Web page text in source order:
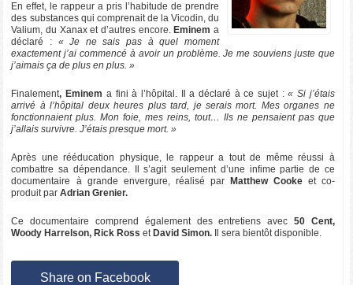
En effet, le rappeur a pris l’habitude de prendre
des substances qui comprenait de la Vicodin, du
Valium, du Xanax et d’autres encore. Eminem a
déclaré : « Je ne sais pas à quel moment
exactement j’ai commencé à avoir un problème. Je me souviens juste que
j’aimais ça de plus en plus. »
Finalement, Eminem a fini à l’hôpital. Il a déclaré à ce sujet :« Si j’étais
arrivé à l’hôpital deux heures plus tard, je serais mort. Mes organes ne
fonctionnaient plus. Mon foie, mes reins, tout… Ils ne pensaient pas que
j’allais survivre. J’étais presque mort. »
Après une rééducation physique, le rappeur a tout de même réussi à
combattre sa dépendance. Il s’agit seulement d’une infime partie de ce
documentaire à grande envergure, réalisé par
Matthew Cookeet co-
produit parAdrian Grenier.
Ce documentaire comprend également des entretiens avec 50 Cent,
Woody Harrelson, Rick Ross et David Simon. Il sera bientôt disponible.
Share on Facebook